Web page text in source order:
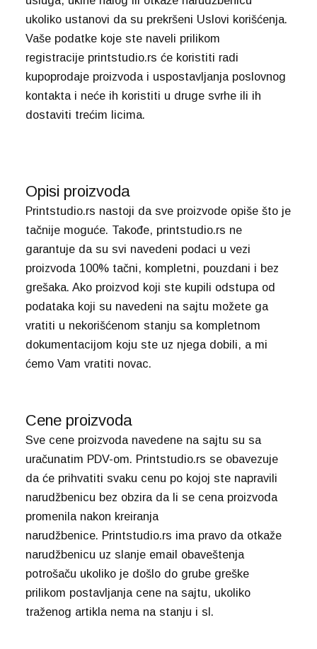
ukoliko ustanovi da su prekršeni Uslovi korišćenja.
Vaše podatke koje ste naveli prilikom
registracije printstudio.rs će koristiti radi
kupoprodaje proizvoda i uspostavljanja poslovnog
kontakta i neće ih koristiti u druge svrhe ili ih
dostaviti trećim licima.
Opisi proizvoda
Printstudio.rs nastoji da sve proizvode opiše što je
tačnije moguće. Takođe, printstudio.rs ne
garantuje da su svi navedeni podaci u vezi
proizvoda 100% tačni, kompletni, pouzdani i bez
grešaka. Ako proizvod koji ste kupili odstupa od
podataka koji su navedeni na sajtu možete ga
vratiti u nekorišćenom stanju sa kompletnom
dokumentacijom koju ste uz njega dobili, a mi
ćemo Vam vratiti novac.
Cene proizvoda
Sve cene proizvoda navedene na sajtu su sa
uračunatim PDV-om. Printstudio.rs se obavezuje
da će prihvatiti svaku cenu po kojoj ste napravili
narudžbenicu bez obzira da li se cena proizvoda
promenila nakon kreiranja
narudžbenice. Printstudio.rs ima pravo da otkaže
narudžbenicu uz slanje email obaveštenja
potrošaču ukoliko je došlo do grube greške
prilikom postavljanja cene na sajtu, ukoliko
traženog artikla nema na stanju i sl.